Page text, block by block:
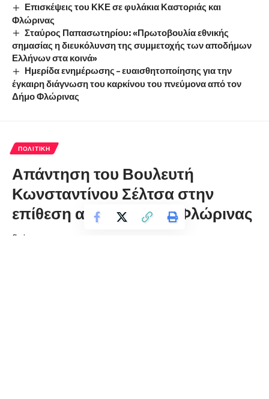
Επισκέψεις του ΚΚΕ σε φυλάκια Καστοριάς και
Φλώρινας
Σταύρος Παπασωτηρίου: «Πρωτοβουλία εθνικής
σημασίας η διευκόλυνση της συμμετοχής των αποδήμων
Ελλήνων στα κοινά»
Ημερίδα ενημέρωσης – ευαισθητοποίησης για την
έγκαιρη διάγνωση του καρκίνου του πνεύμονα από τον
Δήμο Φλώρινας
ΠΟΛΙΤΙΚΉ
Απάντηση του Βουλευτή
Κωνσταντίνου Σέλτσα στην
επίθεση από τη ΝΟΔΕ Φλώρινας
florinapress.gr